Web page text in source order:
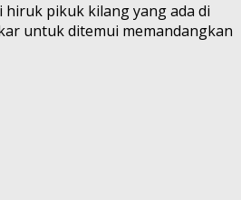
hiruk pikuk kilang yang ada di
untuk ditemui memandangkan